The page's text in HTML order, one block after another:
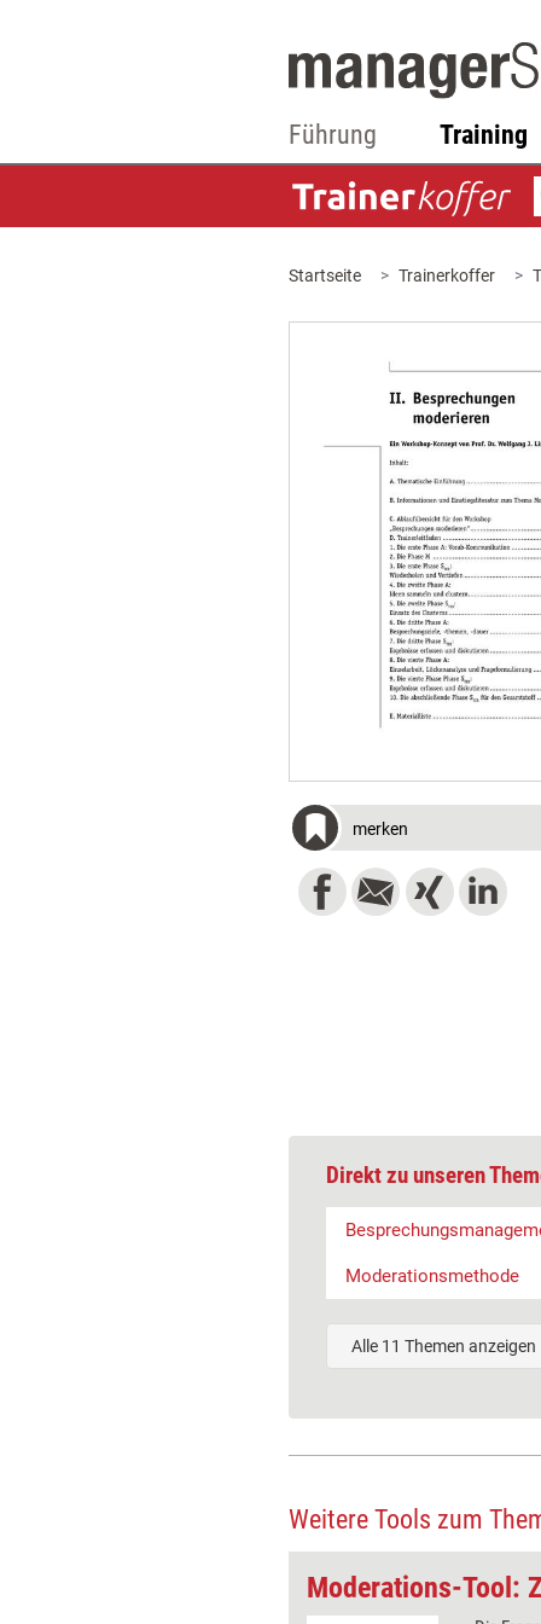
Führung Training
Startseite Trainerkoffer
merken
Direkt zu unseren
Moderationsmethode
Alle 11 Themen anzeigen
Weitere Tools zum
Moderations-Tool: